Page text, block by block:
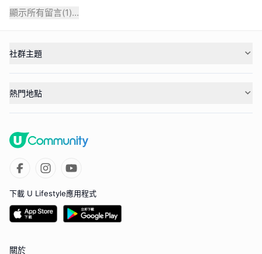
顯示所有留言(1)...
社群主題
熱門地點
下載 U Lifestyle應用程式
關於